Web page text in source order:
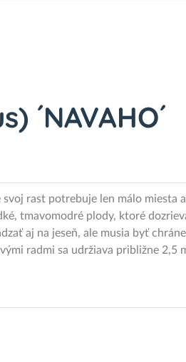
´NAVAHO´
rast potrebuje len málo miesta
tmavomodré plody, ktoré
aj na jeseň, ale musia byť
radmi sa udržiava približne 2,5